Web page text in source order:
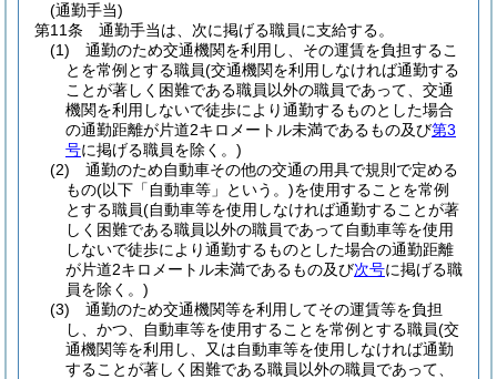
(通勤手当)
第11条
通勤手当は、次に掲げる職員に支給する。
(1)
通勤のため交通機関を利用し、その運賃を負担するこ
とを常例とする職員(交通機関を利用しなければ通勤する
ことが著しく困難である職員以外の職員であって、交通
機関を利用しないで徒歩により通勤するものとした場合
の通勤距離が片道2キロメートル未満であるもの及び第3
号に掲げる職員を除く。)
(2)
通勤のため自動車その他の交通の用具で規則で定める
もの(以下「自動車等」という。)を使用することを常例
とする職員(自動車等を使用しなければ通勤することが著
しく困難である職員以外の職員であって自動車等を使用
しないで徒歩により通勤するものとした場合の通勤距離
が片道2キロメートル未満であるもの及び次号に掲げる職
員を除く。)
(3)
通勤のため交通機関等を利用してその運賃等を負担
し、かつ、自動車等を使用することを常例とする職員(交
通機関等を利用し、又は自動車等を使用しなければ通勤
することが著しく困難である職員以外の職員であって、